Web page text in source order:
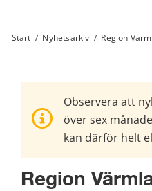
Start / Nyhetsarkiv / Region
Observera att
över sex
kan därför helt
Region